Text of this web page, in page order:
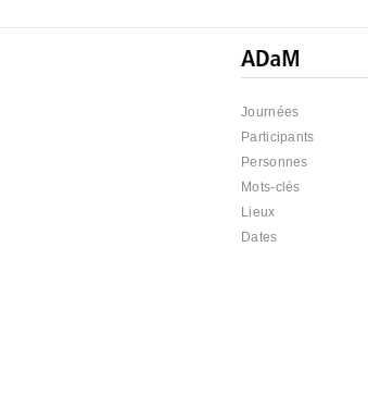
Journées
Participants
Personnes
Mots-clés
Lieux
Dates